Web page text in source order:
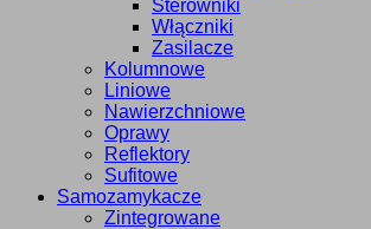
Sterowniki
Włączniki
Zasilacze
Kolumnowe
Liniowe
Nawierzchniowe
Oprawy
Reflektory
Sufitowe
Samozamykacze
Zintegrowane